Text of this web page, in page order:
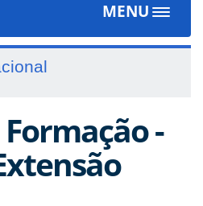
MENU
Toggle
-